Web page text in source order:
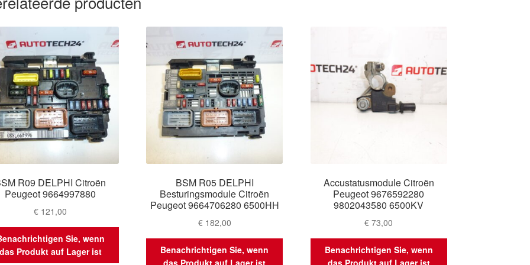
R09 DELPHI Citroën
Peugeot 9664997880
€ 121,00
Sie, wenn
Produkt auf Lager ist
BSM R05 DELPHI
Besturingsmodule Citroën
Peugeot 9664706280 6500HH
€182,00
Benachrichtigen Sie, wenn
Accustatusmodule Citroën
Peugeot 9676592280
9802043580 6500KV
€ 73,00
Benachrichtigen Sie, wenn